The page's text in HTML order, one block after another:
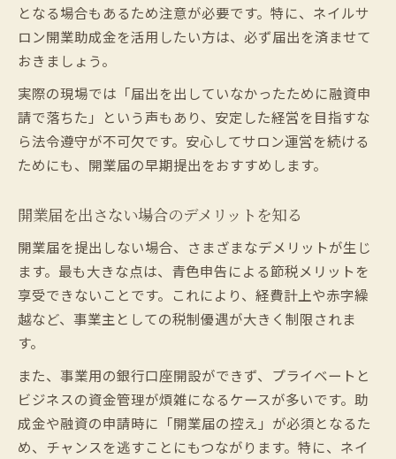
となる場合もあるため注意が必要です。特に、ネイルサ
ロン開業助成金を活用したい方は、必ず届出を済ませて
おきましょう。
実際の現場では「届出を出していなかったために融資申
請で落ちた」という声もあり、安定した経営を目指すな
ら法令遵守が不可欠です。安心してサロン運営を続ける
ためにも、開業届の早期提出をおすすめします。
開業届を出さない場合のデメリットを知る
開業届を提出しない場合、さまざまなデメリットが生じ
ます。最も大きな点は、青色申告による節税メリットを
享受できないことです。これにより、経費計上や赤字繰
越など、事業主としての税制優遇が大きく制限されま
す。
また、事業用の銀行口座開設ができず、プライベートと
ビジネスの資金管理が煩雑になるケースが多いです。助
成金や融資の申請時に「開業届の控え」が必須となるた
め、チャンスを逃すことにもつながります。特に、ネイ